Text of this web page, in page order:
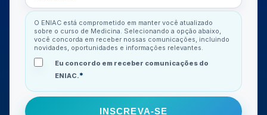
O ENIAC está comprometido em manter você atualizado
sobre o curso de Medicina. Selecionando a opção abaixo,
você concorda em receber nossas comunicações, incluindo
novidades, oportunidades e informações relevantes.
Eu concordo em receber comunicações do
ENIAC.*